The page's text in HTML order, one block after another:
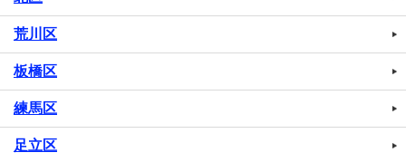
荒川区
板橋区
練馬区
足立区